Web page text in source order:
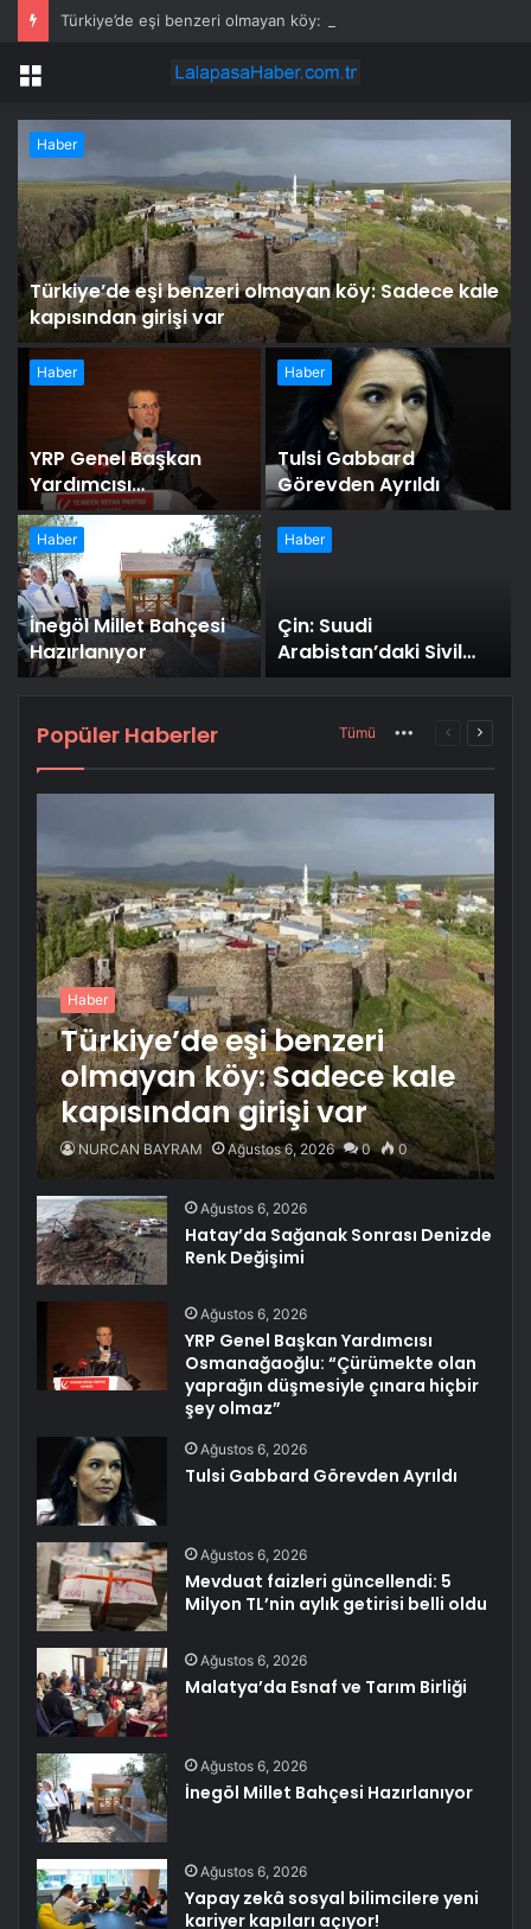
Menü
Haber
Türkiye’de eşi benzeri olmayan köy: Sadece kale
kapısından girişi var
Haber
YRP Genel Başkan
Yardımcısı
Osmanağaoğlu:
“Çürümekte olan
yaprağın düşmesiyle
çınara hiçbir şey
olmaz”
Haber
Tulsi Gabbard
Görevden Ayrıldı
Haber
İnegöl Millet Bahçesi
Hazırlanıyor
Haber
Çin: Suudi
Arabistan’daki Sivil
Tesislere Yönelik
Popüler Haberler Tümü MoreÖncekiSonraki
Haber
Türkiye’de eşi benzeri
olmayan köy: Sadece kale
kapısından girişi var
NURCAN BAYRAM Ağustos 6, 2026 0 0
Ağustos 6, 2026
Hatay’da Sağanak Sonrası Denizde
Renk Değişimi
Ağustos 6, 2026
YRP Genel Başkan Yardımcısı
Osmanağaoğlu: “Çürümekte olan
yaprağın düşmesiyle çınara hiçbir
şey olmaz”
Ağustos 6, 2026
Tulsi Gabbard Görevden Ayrıldı
Ağustos 6, 2026
Mevduat faizleri güncellendi: 5
Milyon TL’nin aylık getirisi belli oldu
Ağustos 6, 2026
Malatya’da Esnaf ve Tarım Birliği
Ağustos 6, 2026
İnegöl Millet Bahçesi Hazırlanıyor
Ağustos 6, 2026
Yapay zekâ sosyal bilimcilere yeni
kariyer kapıları açıyor!